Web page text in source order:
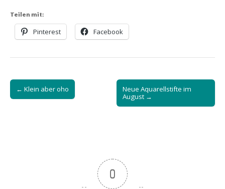
Teilen mit:
Pinterest Facebook
Post
navigation
← Klein aber oho
Neue Aquarellstifte im
August →
0